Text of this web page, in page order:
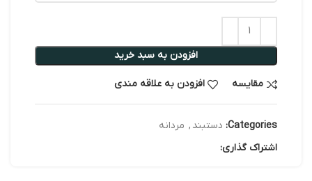
افزودن به سبد خرید
مقایسه افزودن به علاقه مندی
Categories: دستبند , مردانه
اشتراک گذاری: